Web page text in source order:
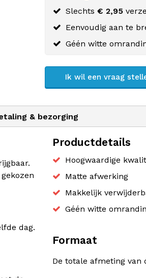
Slechts € 2,95
Eenvoudig aan te
Géén witte
Ik wil een vraag
& bezorging
dag.
Productdetails
Hoogwaardige
Matte afwerking
Makkelijk
Géén witte
Formaat
De totale afmeting